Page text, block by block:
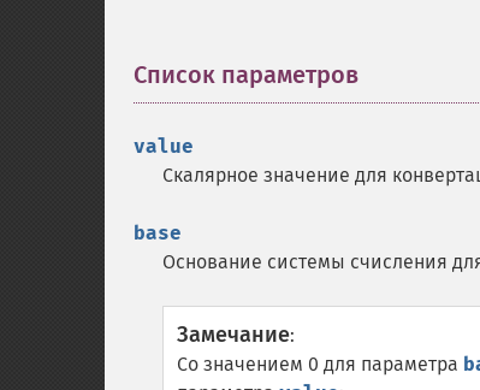
Список параметров
value
Скалярное значение для
base
Основание системы счисления
Замечание:
Со значением 0 для параметра